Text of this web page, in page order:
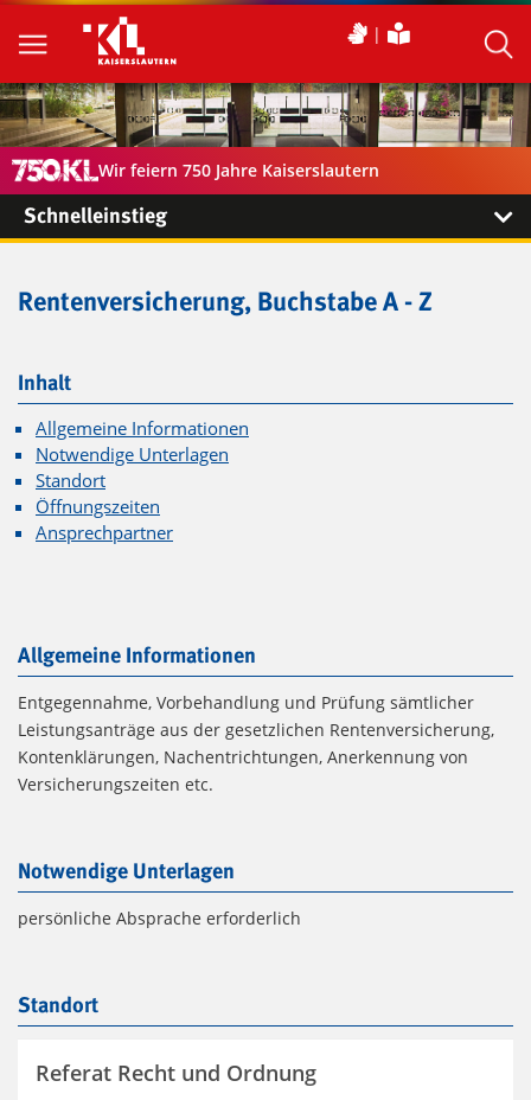
Wir feiern 750 Jahre Kaiserslautern
Schnelleinstieg
Rentenversicherung, Buchstabe A - Z
Inhalt
Allgemeine Informationen
Notwendige Unterlagen
Standort
Öffnungszeiten
Ansprechpartner
Allgemeine Informationen
Entgegennahme, Vorbehandlung und Prüfung sämtlicher
Leistungsanträge aus der gesetzlichen Rentenversicherung,
Kontenklärungen, Nachentrichtungen, Anerkennung von
Versicherungszeiten etc.
Notwendige Unterlagen
persönliche Absprache erforderlich
Standort
Referat Recht und Ordnung